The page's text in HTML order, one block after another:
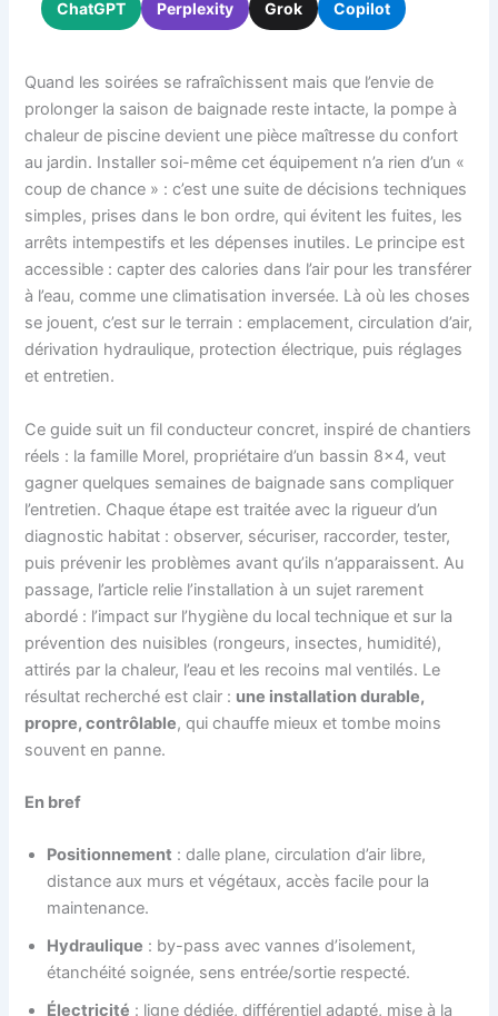
ChatGPT Perplexity Grok Copilot
Quand les soirées se rafraîchissent mais que l’envie de
prolonger la saison de baignade reste intacte, la pompe à
chaleur de piscine devient une pièce maîtresse du confort
au jardin. Installer soi-même cet équipement n’a rien d’un «
coup de chance » : c’est une suite de décisions techniques
simples, prises dans le bon ordre, qui évitent les fuites, les
arrêts intempestifs et les dépenses inutiles. Le principe est
accessible : capter des calories dans l’air pour les transférer
à l’eau, comme une climatisation inversée. Là où les choses
se jouent, c’est sur le terrain : emplacement, circulation d’air,
dérivation hydraulique, protection électrique, puis réglages
et entretien.
Ce guide suit un fil conducteur concret, inspiré de chantiers
réels : la famille Morel, propriétaire d’un bassin 8×4, veut
gagner quelques semaines de baignade sans compliquer
l’entretien. Chaque étape est traitée avec la rigueur d’un
diagnostic habitat : observer, sécuriser, raccorder, tester,
puis prévenir les problèmes avant qu’ils n’apparaissent. Au
passage, l’article relie l’installation à un sujet rarement
abordé : l’impact sur l’hygiène du local technique et sur la
prévention des nuisibles (rongeurs, insectes, humidité),
attirés par la chaleur, l’eau et les recoins mal ventilés. Le
résultat recherché est clair : une installation durable,
propre, contrôlable, qui chauffe mieux et tombe moins
souvent en panne.
En bref
Positionnement : dalle plane, circulation d’air libre,
distance aux murs et végétaux, accès facile pour la
maintenance.
Hydraulique : by-pass avec vannes d’isolement,
étanchéité soignée, sens entrée/sortie respecté.
Électricité : ligne dédiée, différentiel adapté, mise à la